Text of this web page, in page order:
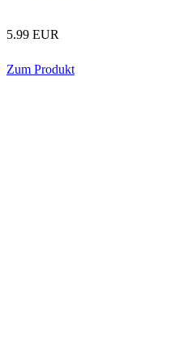
5.99 EUR
Zum Produkt